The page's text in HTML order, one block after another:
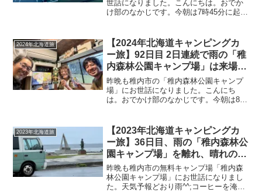
が、木陰は涼しく皆さんと談笑♪
村澤さん（ジル）とひできぃさん
世話になりました。こんにちは。おでか
け部のなかじです。今朝は7時45分に起
に扇風機を停止したのですが、朝方は扇
風機が必要に^^;ま...
2024年北海道旅
【2024年北海道キャンピングカ
ー旅】92日目 2日連続で雨の「稚
内森林公園キャンプ場」は来場者
も発電も少なめ！午後にはかおる
ちゃんが来て夜はハーフゼロさん
と3人で0時まで宴会♪
昨晩も稚内市の「稚内森林公園キャンプ
場」にお世話になりました。こんにち
は。おでかけ部のなかじです。今朝は8時
^^;今日もソーラー発電は期待できません
(-_-;)朝のコー...
2023年北海道旅
【2023年北海道キャンピングカ
ー旅】36日目、雨の「稚内森林公
園キャンプ場」を離れ、晴れの
「滝上渓谷公園キャンプ場」へ！
1泊のはずが…
昨晩も稚内市の無料キャンプ場「稚内森
林公園キャンプ場」にお世話になりまし
た。天気予報どおり雨^^;コーヒーを淹れ